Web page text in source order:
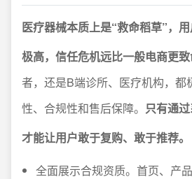
医疗器械本质上是“救命稻草”，
极高，信任危机远比一般电商更致
者，还是B端诊所、医疗机构，都
性、合规性和售后保障。 只有通过
才能让用户敢于复购、敢于推荐。
全面展示合规资质。首页、产